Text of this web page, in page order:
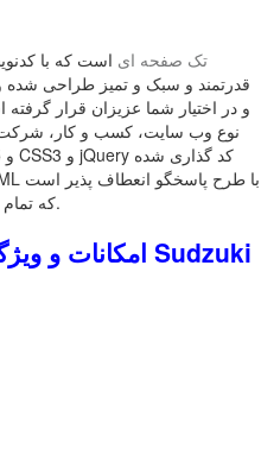
قالب HTML تک صفحه ای است که با
قدرتمند و سبک و تمیز طراحی
و در اختیار شما عزیزان قرار
نوع وب سایت، کسب و کار، شرکت
که تمام ویژگی های بوت استرپ 3.1 را داراست.
امکانات و ویژگی های قالب تک صفحه ای Sudzuki